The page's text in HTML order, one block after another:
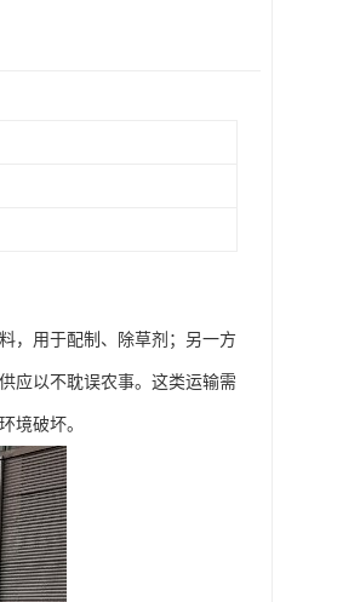
，用于配制、除草剂；另一方
应以不耽误农事。这类运输需
境破坏。​